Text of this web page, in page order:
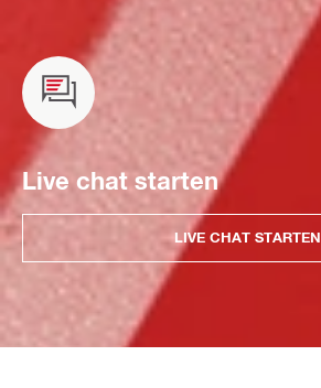
Live chat starten
LIVE CHAT STARTEN